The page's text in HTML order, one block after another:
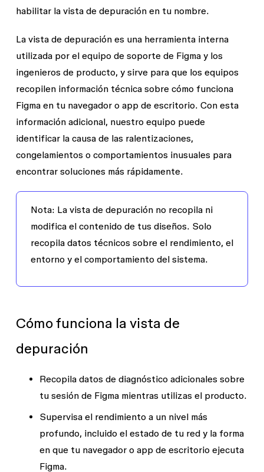
habilitar la vista de depuración en tu nombre.
La vista de depuración es una herramienta interna
utilizada por el equipo de soporte de Figma y los
ingenieros de producto, y sirve para que los equipos
recopilen información técnica sobre cómo funciona
Figma en tu navegador o app de escritorio. Con esta
información adicional, nuestro equipo puede
identificar la causa de las ralentizaciones,
congelamientos o comportamientos inusuales para
encontrar soluciones más rápidamente.
Nota: La vista de depuración no recopila ni
modifica el contenido de tus diseños. Solo
recopila datos técnicos sobre el rendimiento, el
entorno y el comportamiento del sistema.
Cómo funciona la vista de
depuración
Recopila datos de diagnóstico adicionales sobre
tu sesión de Figma mientras utilizas el producto.
Supervisa el rendimiento a un nivel más
profundo, incluido el estado de tu red y la forma
en que tu navegador o app de escritorio ejecuta
Figma.